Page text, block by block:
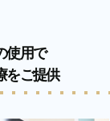
使用で
をご提供